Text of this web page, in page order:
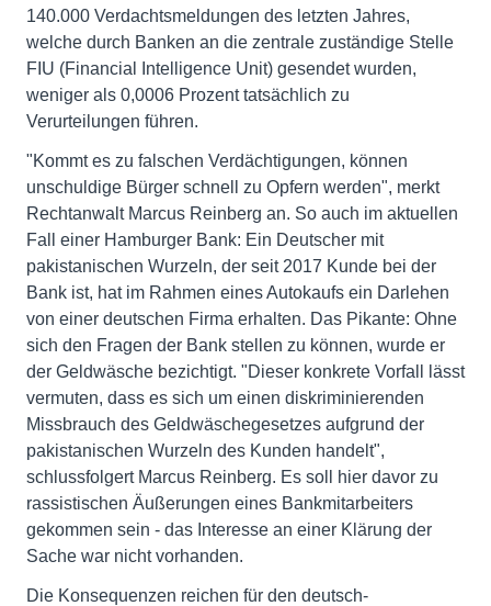
140.000 Verdachtsmeldungen des letzten Jahres,
welche durch Banken an die zentrale zuständige Stelle
FIU (Financial Intelligence Unit) gesendet wurden,
weniger als 0,0006 Prozent tatsächlich zu
Verurteilungen führen.
"Kommt es zu falschen Verdächtigungen, können
unschuldige Bürger schnell zu Opfern werden", merkt
Rechtanwalt Marcus Reinberg an. So auch im aktuellen
Fall einer Hamburger Bank: Ein Deutscher mit
pakistanischen Wurzeln, der seit 2017 Kunde bei der
Bank ist, hat im Rahmen eines Autokaufs ein Darlehen
von einer deutschen Firma erhalten. Das Pikante: Ohne
sich den Fragen der Bank stellen zu können, wurde er
der Geldwäsche bezichtigt. "Dieser konkrete Vorfall lässt
vermuten, dass es sich um einen diskriminierenden
Missbrauch des Geldwäschegesetzes aufgrund der
pakistanischen Wurzeln des Kunden handelt",
schlussfolgert Marcus Reinberg. Es soll hier davor zu
rassistischen Äußerungen eines Bankmitarbeiters
gekommen sein - das Interesse an einer Klärung der
Sache war nicht vorhanden.
Die Konsequenzen reichen für den deutsch-